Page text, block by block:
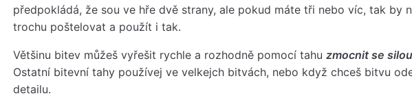
předpokládá, že sou ve hře dvě strany, ale pokud máte tři nebo víc, tak by
trochu poštelovat a použít i tak.
Většinu bitev můžeš vyřešit rychle a rozhodně pomocí tahu zmocnit se silou
Ostatní bitevní tahy používej ve velkejch bitvách, nebo když chceš bitvu
detailu.